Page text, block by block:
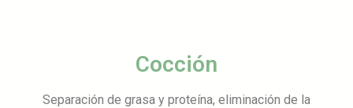
Cocción
Separación de grasa y proteína, eliminación de la